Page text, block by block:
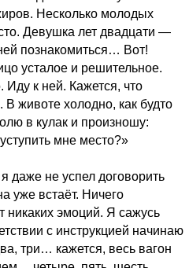
Несколько молодых
Девушка лет двадцати —
познакомиться… Вот!
усталое и решительное.
Иду к ней. Кажется, что
В животе холодно, как будто
в кулак и произношу:
мне место?»
даже не успел договорить
уже встаёт. Ничего
никаких эмоций. Я сажусь
с инструкцией начинаю
три… кажется, весь вагон